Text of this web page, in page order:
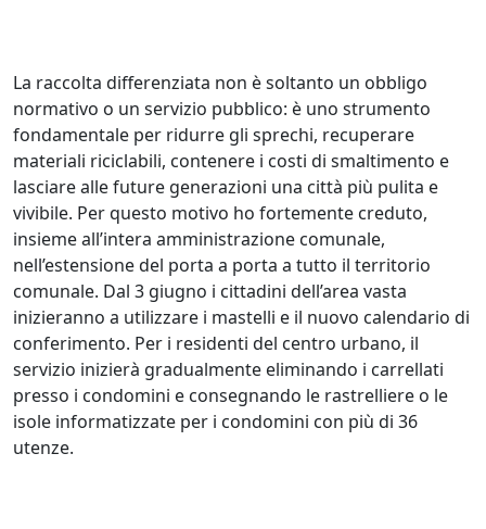
La raccolta differenziata non è soltanto un obbligo
normativo o un servizio pubblico: è uno strumento
fondamentale per ridurre gli sprechi, recuperare
materiali riciclabili, contenere i costi di smaltimento e
lasciare alle future generazioni una città più pulita e
vivibile. Per questo motivo ho fortemente creduto,
insieme all’intera amministrazione comunale,
nell’estensione del porta a porta a tutto il territorio
comunale. Dal 3 giugno i cittadini dell’area vasta
inizieranno a utilizzare i mastelli e il nuovo calendario di
conferimento. Per i residenti del centro urbano, il
servizio inizierà gradualmente eliminando i carrellati
presso i condomini e consegnando le rastrelliere o le
isole informatizzate per i condomini con più di 36
utenze.